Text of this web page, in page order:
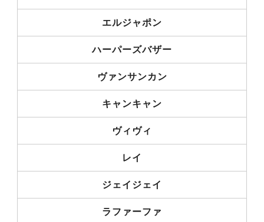
エルジャポン
ハーパーズバザー
ヴァンサンカン
キャンキャン
ヴィヴィ
レイ
ジェイジェイ
ラファーファ